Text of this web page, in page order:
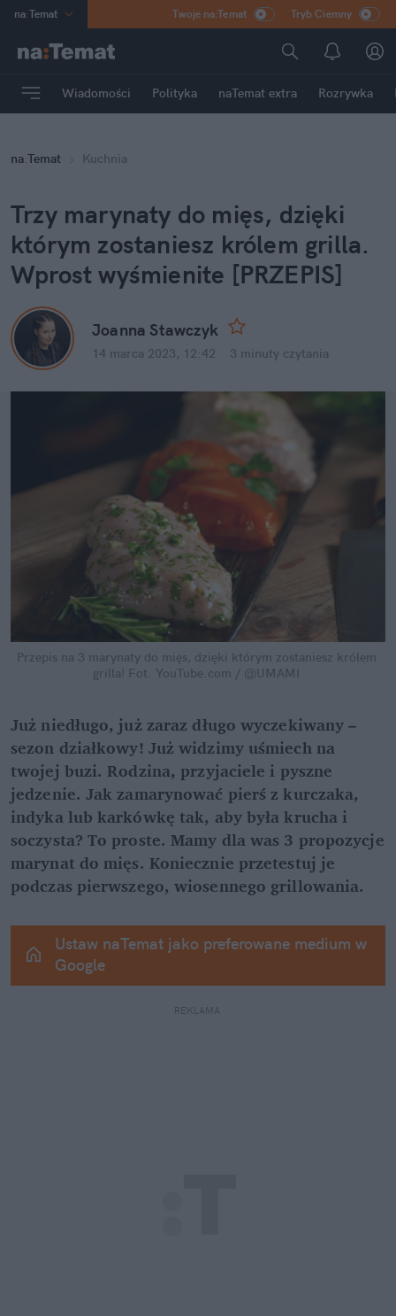
na:Temat
Poland
mama
Rozrywka
Twoje na:Temat Tryb Ciemny
Wiadomości Polityka naTemat extra Rozrywka
na:Temat Kuchnia
Trzy marynaty do mięs, dzięki
którym zostaniesz królem grilla.
Wprost wyśmienite [PRZEPIS]
Joanna Stawczyk
14 marca 2023, 12:42 3 minuty czytania
Przepis na 3 marynaty do mięs, dzięki którym zostaniesz królem
grilla!
Fot. YouTube.com / @UMAMI
Już niedługo, już zaraz długo wyczekiwany –
sezon działkowy! Już widzimy uśmiech na
twojej buzi. Rodzina, przyjaciele i pyszne
jedzenie. Jak zamarynować pierś z kurczaka,
indyka lub karkówkę tak, aby była krucha i
soczysta? To proste. Mamy dla was 3 propozycje
marynat do mięs. Koniecznie przetestuj je
podczas pierwszego, wiosennego grillowania.
Ustaw naTemat jako preferowane medium w
Google
REKLAMA